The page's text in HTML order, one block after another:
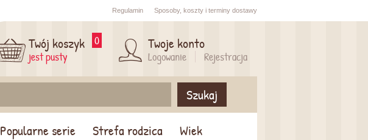
Regulamin Sposoby, koszty i terminy dostawy
Twój koszyk
jest pusty
0 Twoje konto
Logowanie Rejestracja
Szukaj
Popularne serie Strefa rodzica Wiek